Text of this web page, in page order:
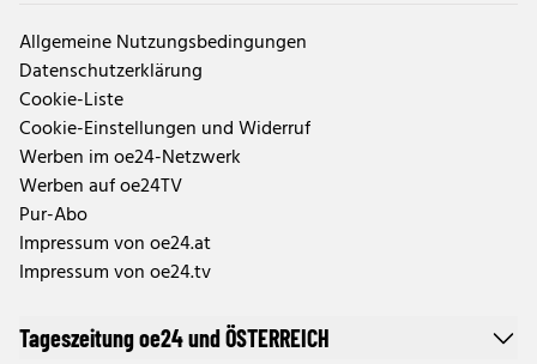
Allgemeine Nutzungsbedingungen
Datenschutzerklärung
Cookie-Liste
Cookie-Einstellungen und Widerruf
Werben im oe24-Netzwerk
Werben auf oe24TV
Pur-Abo
Impressum von oe24.at
Impressum von oe24.tv
Tageszeitung oe24 und ÖSTERREICH